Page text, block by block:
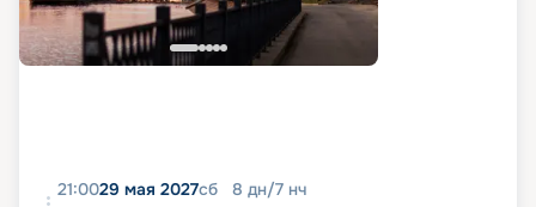
21:0029 мая 2027сб 8 дн/7 нч